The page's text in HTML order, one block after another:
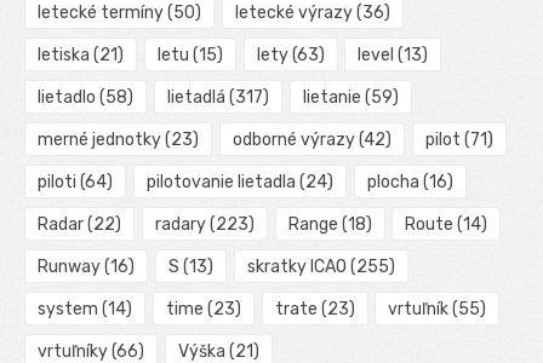
letecké termíny(50) letecké výrazy(36)
letiska (21) letu (15) lety(63) level (13)
lietadlo (58) lietadlá (317) lietanie (59)
merné jednotky(23) odborné výrazy(42) pilot (71)
piloti (64) pilotovanie lietadla (24) plocha (16)
Radar(22) radary(223) Range (18) Route (14)
Runway(16) S (13) skratky ICAO (255)
system (14) time (23) trate (23) vrtuľník(55)
vrtuľníky(66) Výška (21)